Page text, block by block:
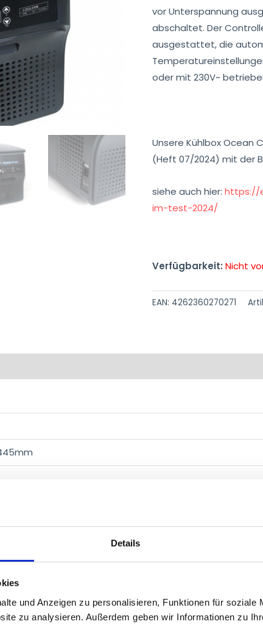
Details
und Anzeigen zu personalisieren, Funktionen für soziale
zu analysieren. Außerdem geben wir Informationen zu
vor Unterspannung
abschaltet. Der
ausgestattet, die
oder mit 230V~
Unsere Kühlbox Ocean
(Heft 07/2024) mit der
siehe auch hier:https://
im-test-2024/
Verfügbarkeit: Nicht
EAN: 4262360270271